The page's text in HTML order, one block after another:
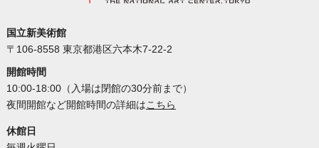
国立新美術館
〒106-8558 東京都港区六本木7-22-2
開館時間
10:00-18:00（入場は閉館の30分前まで）
夜間開館など開館時間の詳細はこちら
休館日